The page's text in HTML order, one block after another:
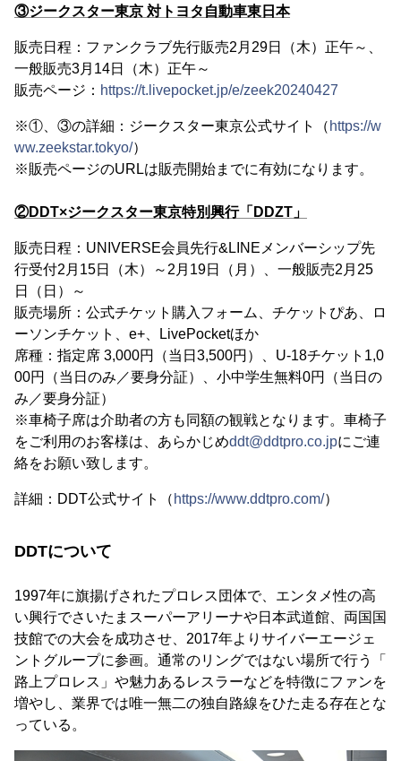
③ジークスター東京 対トヨタ自動車東日本
販売日程：ファンクラブ先行販売2月29日（木）正午～、
一般販売3月14日（木）正午～
販売ページ： https://t.livepocket.jp/e/zeek20240427
※①、③の詳細：ジークスター東京公式サイト（ https://w
ww.zeekstar.tokyo/）
※販売ページのURLは販売開始までに有効になります。
②DDT×ジークスター東京特別興行「DDZT」
販売日程：UNIVERSE会員先行&LINEメンバーシップ先
行受付2月15日（木）～2月19日（月）、一般販売2月25
日（日）～
販売場所：公式チケット購入フォーム、チケットぴあ、ロ
ーソンチケット、e+、LivePocketほか
席種：指定席 3,000円（当日3,500円）、U-18チケット1,0
00円（当日のみ／要身分証）、小中学生無料0円（当日の
み／要身分証）
※車椅子席は介助者の方も同額の観戦となります。車椅子
をご利用のお客様は、あらかじめddt@ddtpro.co.jpにご連
絡をお願い致します。
詳細：DDT公式サイト（ https://www.ddtpro.com/）
DDTについて
1997年に旗揚げされたプロレス団体で、エンタメ性の高
い興行でさいたまスーパーアリーナや日本武道館、両国国
技館での大会を成功させ、2017年よりサイバーエージェ
ントグループに参画。通常のリングではない場所で行う「
路上プロレス」や魅力あるレスラーなどを特徴にファンを
増やし、業界では唯一無二の独自路線をひた走る存在とな
っている。